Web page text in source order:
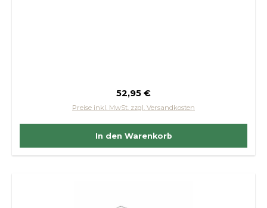
Regulärer Preis:
52,95 €
Preise inkl. MwSt. zzgl. Versandkosten
In den Warenkorb